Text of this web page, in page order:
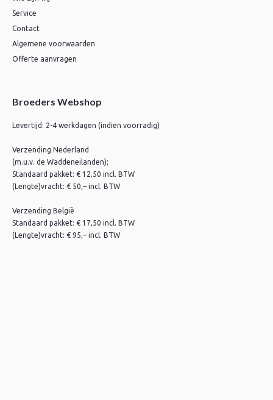
Service
Contact
Algemene voorwaarden
Offerte aanvragen
Broeders Webshop
Levertijd: 2-4 werkdagen (indien voorradig)
Verzending Nederland
(m.u.v. de Waddeneilanden);
Standaard pakket: € 12,50 incl. BTW
(Lengte)vracht: € 50,– incl. BTW
Verzending België
Standaard pakket: € 17,50 incl. BTW
(Lengte)vracht: € 95,– incl. BTW